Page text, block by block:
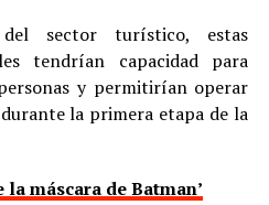
del sector turístico, estas
tendrían capacidad para
y permitirían operar
la primera etapa de la
la máscara de Batman’